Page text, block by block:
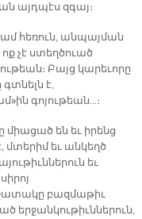
այդպէս զգայ։
հեռուն, անպայման
չէ ստեղծուած
Բայց կարեւորը
է,
գոյութեան…։
միացած են եւ իրենց
մտերիմ եւ անկեղծ
եւ
բազմաթիւ
երջանկութիւններուն,